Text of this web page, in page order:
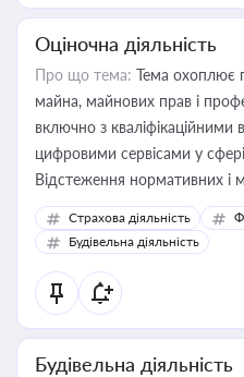
Оціночна діяльність
Про що тема: Тема охоплює
майна, майнових прав і
включно з кваліфікаційними
цифровими сервісами у сфері
Відстеження нормативних і
корисне для власника
бухгалтера під час
державного майна,
статусу суб'єктів оціночної
Страхова діяльність
Будівельна діяльність
Будівельна діяльність